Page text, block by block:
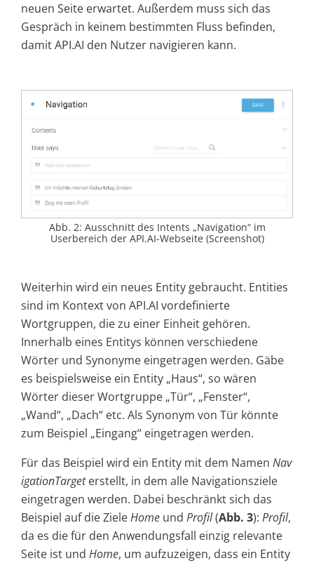
neuen Seite erwartet. Außerdem muss sich das
Gespräch in keinem bestimmten Fluss befinden,
damit API.AI den Nutzer navigieren kann.
Abb. 2: Ausschnitt des Intents „Navigation“ im
Userbereich der API.AI-Webseite (Screenshot)
Weiterhin wird ein neues Entity gebraucht. Entities
sind im Kontext von API.AI vordefinierte
Wortgruppen, die zu einer Einheit gehören.
Innerhalb eines Entitys können verschiedene
Wörter und Synonyme eingetragen werden. Gäbe
es beispielsweise ein Entity „Haus“, so wären
Wörter dieser Wortgruppe „Tür“, „Fenster“,
„Wand“, „Dach“ etc. Als Synonym von Tür könnte
zum Beispiel „Eingang“ eingetragen werden.
Für das Beispiel wird ein Entity mit dem Namen Nav
igationTargeterstellt, in dem alle Navigationsziele
eingetragen werden. Dabei beschränkt sich das
Beispiel auf die ZieleHome und Profil(Abb. 3): Profil,
da es die für den Anwendungsfall einzig relevante
Seite ist und Home, um aufzuzeigen, dass ein Entity